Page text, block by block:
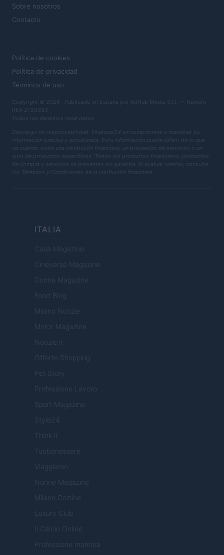
Sobre nosotros
Contacto
Política de cookies
Política de privacidad
Términos de uso
Copyright © 2026 · Publicado en España por AdHub Media S.r.l. — Número
REA 2729933
Todos los derechos reservados
Descargo de responsabilidad: Finanzas24 se compromete a mantener su
información precisa y actualizada. Esta información puede diferir de lo que
ve cuando visita una institución financiera, un proveedor de servicios o un
sitio de productos específicos. Todos los productos financieros, productos
de compra y servicios se presentan sin garantía. Al evaluar ofertas, consulte
los Términos y Condiciones de la institución financiera.
ITALIA
Casa Magazine
Cineverse Magazine
Donne Magazine
Food Blog
Milano Notizie
Motor Magazine
Notizie.it
Offerte Shopping
Pet Story
Professione Lavoro
Sport Magazine
Style24
Think.it
Tuobenessere
Viaggiamo
Nonne Magazine
Milano Cortina
Luxury Club
Il Calcio Online
Professione mamma